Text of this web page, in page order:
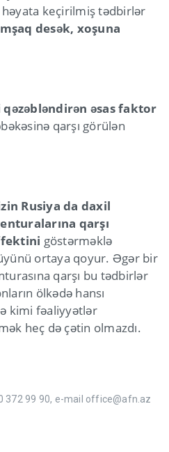
həyata keçirilmiş tədbirlər
desək, xoşuna
əsas faktor
qarşı görülən
Rusiya da daxil
qarşı
göstərməklə
ortaya qoyur. Əgər bir
qarşı bu tədbirlər
ölkədə hansı
kimi fəaliyyətlər
heç də çətin olmazdı.
372 99 90, e-mail office@afn.az